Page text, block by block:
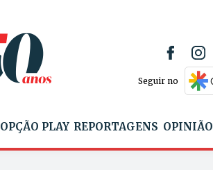
Seguir no
OPÇÃO PLAY REPORTAGENS OPINIÃO